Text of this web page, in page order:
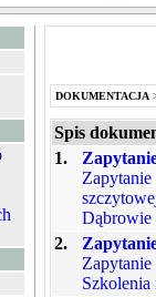
DOKUMENTACJA
Spis
1.
Dąbrowie
2.